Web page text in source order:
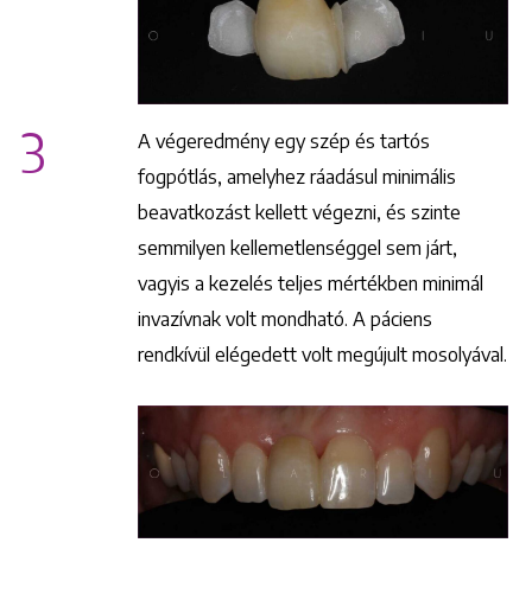
+36 1 222 7250
+36 1 222 9150
1148 Budapest, Örs vezér tere 2.
Keresés
3
A végeredmény egy szép és tartós
fogpótlás, amelyhez ráadásul minimális
beavatkozást kellett végezni, és szinte
semmilyen kellemetlenséggel sem járt,
vagyis a kezelés teljes mértékben minimál
invazívnak volt mondható. A páciens
rendkívül elégedett volt megújult mosolyával.